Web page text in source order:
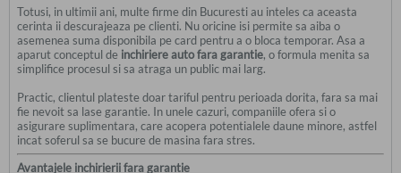
Totusi, in ultimii ani, multe firme din Bucuresti au inteles ca aceasta
cerinta ii descurajeaza pe clienti. Nu oricine isi permite sa aiba o
asemenea suma disponibila pe card pentru a o bloca temporar. Asa a
aparut conceptul de inchiriere auto fara garantie, o formula menita sa
simplifice procesul si sa atraga un public mai larg.
Practic, clientul plateste doar tariful pentru perioada dorita, fara sa mai
fie nevoit sa lase garantie. In unele cazuri, companiile ofera si o
asigurare suplimentara, care acopera potentialele daune minore, astfel
incat soferul sa se bucure de masina fara stres.
Avantajele inchirierii fara garantie